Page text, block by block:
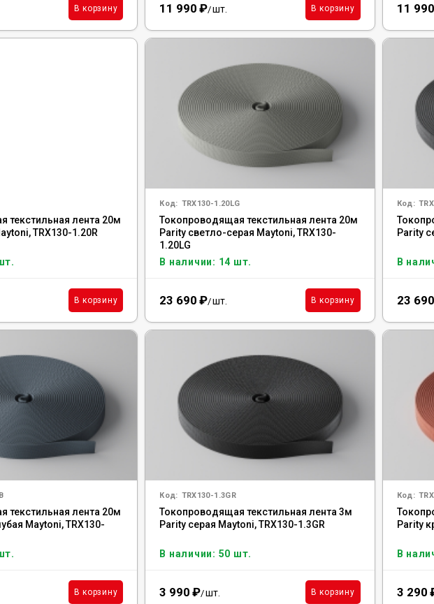
В корзину 11 990 ₽/шт. В корзину 11 990
текстильная лента 20м
TRX130-1.20R
В корзину
Код: TRX130-1.20LG
Токопроводящая текстильная лента 20м
Parity светло-серая Maytoni, TRX130-
1.20LG
В наличии: 14 шт.
23 690 ₽/шт. В корзину
Код:
Parity
В
23 690
текстильная лента 20м
Maytoni, TRX130-
В корзину
Код: TRX130-1.3GR
Токопроводящая текстильная лента 3м
Parity серая Maytoni, TRX130-1.3GR
В наличии: 50 шт.
3 990 ₽/шт. В корзину
Код:
Parity
В
3 290